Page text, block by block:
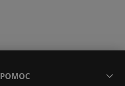
POMOC